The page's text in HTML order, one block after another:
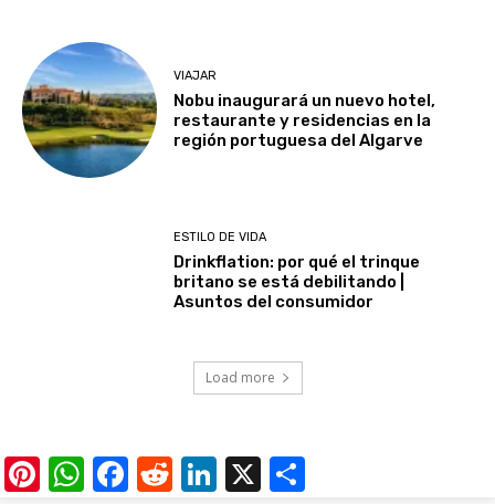
VIAJAR
Nobu inaugurará un nuevo hotel,
restaurante y residencias en la
región portuguesa del Algarve
ESTILO DE VIDA
Drinkflation: por qué el trinque
britano se está debilitando |
Asuntos del consumidor
Load more
Pinterest
WhatsApp
Facebook
RedditLinkedIn
X